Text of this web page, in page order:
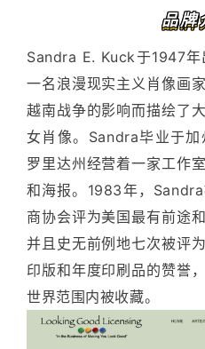
品牌
Sandra E. Kuck于1947
一名浪漫现实主义肖像画
越南战争的影响而描绘了
女肖像。Sandra毕业于
罗里达州经营着一家工作
和海报。1983年，
商协会评为美国最有前途
并且史无前例地七次被评
印版和年度印刷品的赞誉
世界范围内被收藏。